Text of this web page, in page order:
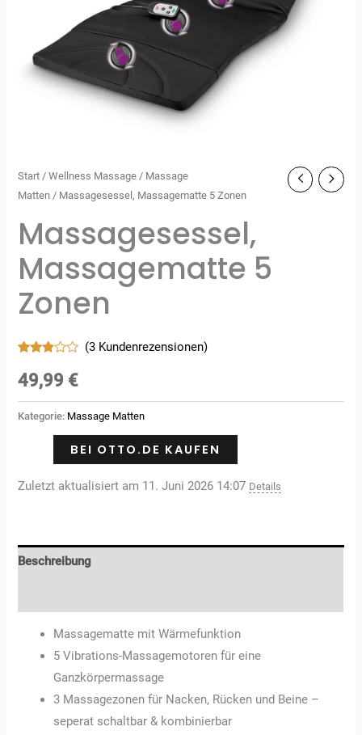
Start /Wellness Massage / Massage
Matten / Massagesessel, Massagematte 5 Zonen
Massagesessel,
Massagematte 5
Zonen
mit
2.67
von 5,
basierend
auf
Kundenbewertungen
(3 Kundenrezensionen)
49,99 €
Kategorie: Massage Matten
BEI OTTO.DE KAUFEN
Zuletzt aktualisiert am 11. Juni 2026 14:07 Details
Beschreibung
Massagematte mit Wärmefunktion
5 Vibrations-Massagemotoren für eine
Ganzkörpermassage
3 Massagezonen für Nacken, Rücken und Beine –
seperat schaltbar & kombinierbar